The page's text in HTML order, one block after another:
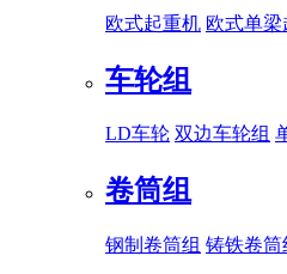
欧式起重机 欧式单
车轮组
LD车轮 双边车轮组
卷筒组
钢制卷筒组 铸铁卷筒